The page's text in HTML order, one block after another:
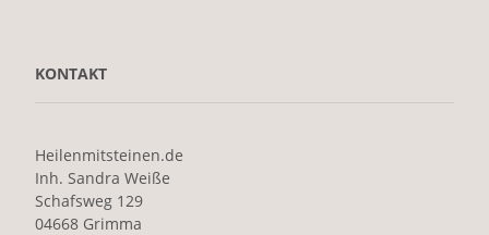
KONTAKT
Heilenmitsteinen.de
Inh. Sandra Weiße
Schafsweg 129
04668 Grimma